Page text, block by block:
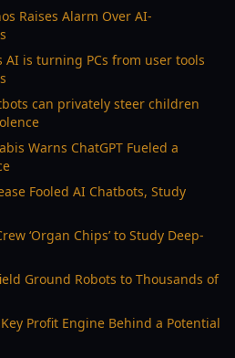
Raises Alarm Over AI-
AI is turning PCs from user tools
can privately steer children
Warns ChatGPT Fueled a
Fooled AI Chatbots, Study
‘Organ Chips’ to Study Deep-
Ground Robots to Thousands of
Profit Engine Behind a Potential